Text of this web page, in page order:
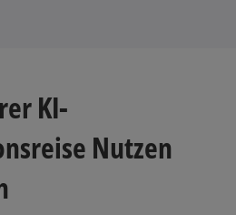
KI-
Nutzen